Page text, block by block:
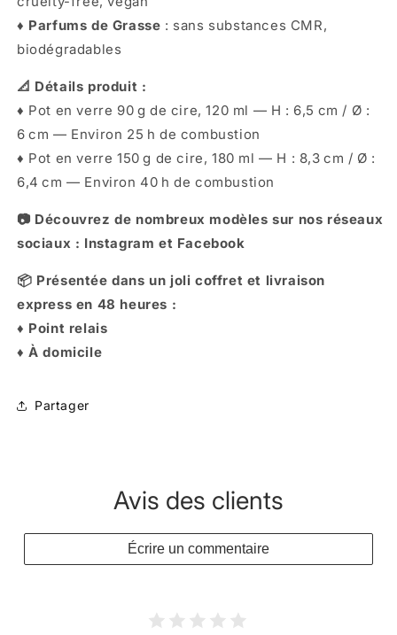
♦︎ Parfums de Grasse : sans substances CMR,
biodégradables
📐 Détails produit :
♦︎ Pot en verre 90 g de cire, 120 ml — H : 6,5 cm / Ø :
6 cm — Environ 25 h de combustion
♦︎ Pot en verre 150 g de cire, 180 ml — H : 8,3 cm / Ø :
6,4 cm — Environ 40 h de combustion
📷 Découvrez de nombreux modèles sur nos réseaux
sociaux : Instagram et Facebook
📦 Présentée dans un joli coffret et livraison
express en 48 heures :
♦︎ Point relais
♦︎ À domicile
Partager
Avis des clients
Écrire un commentaire